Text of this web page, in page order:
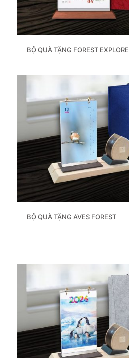
BỘ QUÀ TẶNG FOREST EXPLORE
BỘ QUÀ TẶNG AVES FOREST